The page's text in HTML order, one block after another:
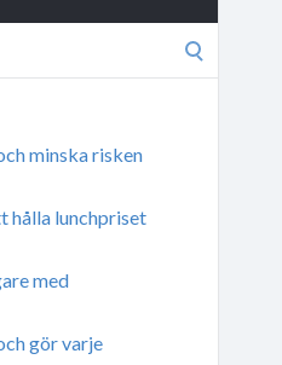
minska risken
hålla lunchpriset
med
gör varje